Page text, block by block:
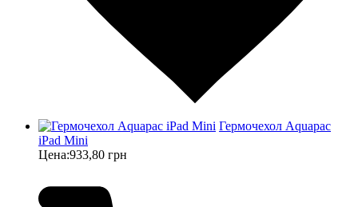
Гермочехол Aquapac
iPad Mini
Цена:933,80 грн